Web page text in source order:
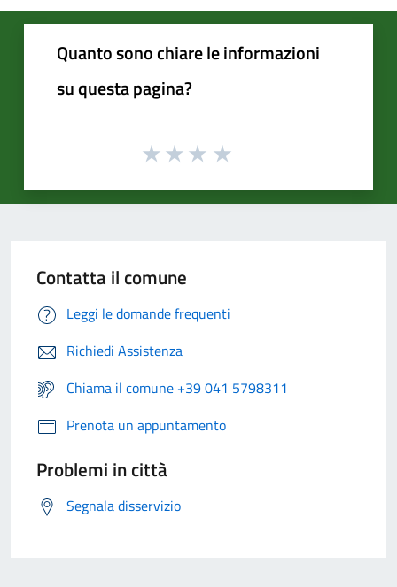
Quanto sono chiare le informazioni
su questa pagina?
Contatta il comune
Leggi le domande frequenti
Richiedi Assistenza
Chiama il comune +39 041 5798311
Prenota un appuntamento
Problemi in città
Segnala disservizio